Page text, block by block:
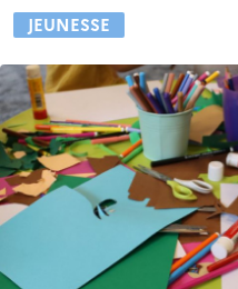
JEUNESSE